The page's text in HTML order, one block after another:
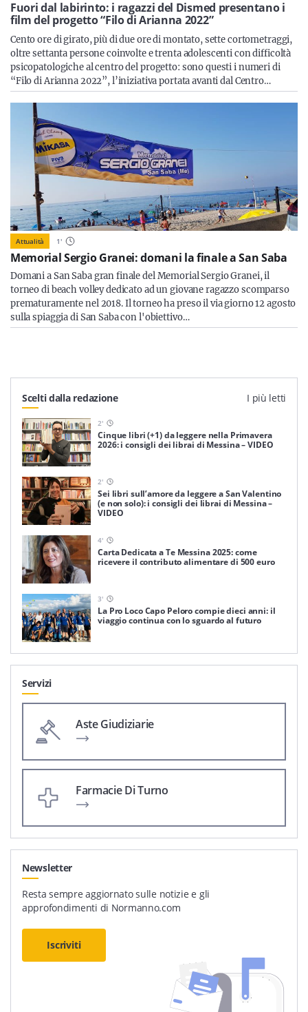
Servizi
Resta sempre aggiornato con le ultime news, iscriviti alla
nostra newsletter
Iscriviti
Fuori dal labirinto: i ragazzi del Dismed presentano i
film del progetto “Filo di Arianna 2022”
Cento ore di girato, più di due ore di montato, sette cortometraggi,
oltre settanta persone coinvolte e trenta adolescenti con difficoltà
psicopatologiche al centro del progetto: sono questi i numeri di
“Filo di Arianna 2022”, l’iniziativa portata avanti dal Centro…
Attualità 1'
Memorial Sergio Granei: domani la finale a San Saba
Domani a San Saba gran finale del Memorial Sergio Granei, il
torneo di beach volley dedicato ad un giovane ragazzo scomparso
prematuramente nel 2018. Il torneo ha preso il via giorno 12 agosto
sulla spiaggia di San Saba con l'obiettivo…
Scelti dalla redazione I più letti
2'
Cinque libri (+1) da leggere nella Primavera
2026: i consigli dei librai di Messina – VIDEO
2'
Sei libri sull’amore da leggere a San Valentino
(e non solo): i consigli dei librai di Messina –
VIDEO
4'
Carta Dedicata a Te Messina 2025: come
ricevere il contributo alimentare di 500 euro
3'
La Pro Loco Capo Peloro compie dieci anni: il
viaggio continua con lo sguardo al futuro
Servizi
Aste Giudiziarie
Farmacie Di Turno
Newsletter
Resta sempre aggiornato sulle notizie e gli
approfondimenti di Normanno.com
Iscriviti